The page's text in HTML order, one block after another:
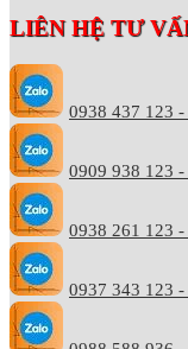
LIÊN HỆ TƯ
0938 437 123 -
0909 938 123
0938 261 123
0937 343 123 -